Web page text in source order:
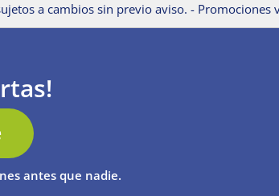
a cambios sin previo aviso. - Promociones
antes que nadie.